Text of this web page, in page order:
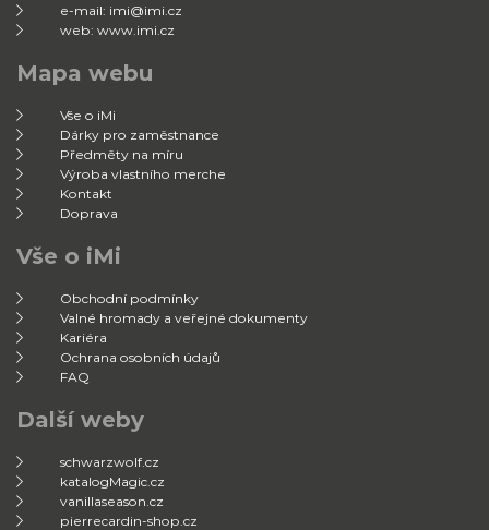
e-mail: imi@imi.cz
web: www.imi.cz
Mapa webu
Vše o iMi
Dárky pro zaměstnance
Předměty na míru
Výroba vlastního merche
Kontakt
Doprava
Vše o iMi
Obchodní podmínky
Valné hromady a veřejné dokumenty
Kariéra
Ochrana osobních údajů
FAQ
Další weby
schwarzwolf.cz
katalogMagic.cz
vanillaseason.cz
pierrecardin-shop.cz